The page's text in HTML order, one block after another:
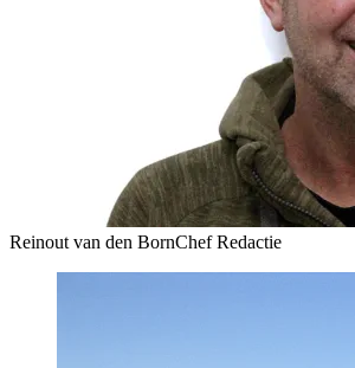
Reinout van den BornChef Redactie